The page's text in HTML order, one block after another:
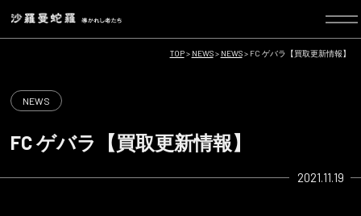
TOP> NEWS> NEWS> FC ゲバラ【買取更新情報】
NEWS
FC ゲバラ【買取更新情報】
2021.11.19